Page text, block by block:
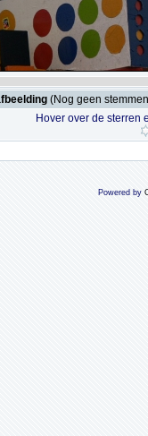
(Nog geen
Hover over de sterren
Powered by